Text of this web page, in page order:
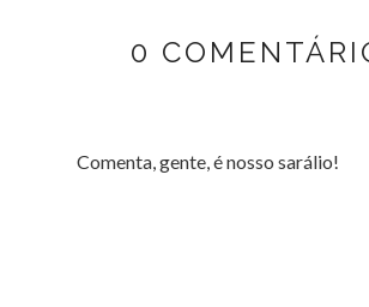
0
Comenta, gente, é nosso sarálio!